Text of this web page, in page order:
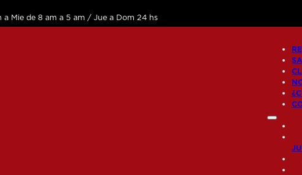
a Mie de 8 am a 5 am / Jue a Dom 24 hs